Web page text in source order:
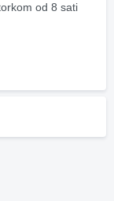
od 8 sati